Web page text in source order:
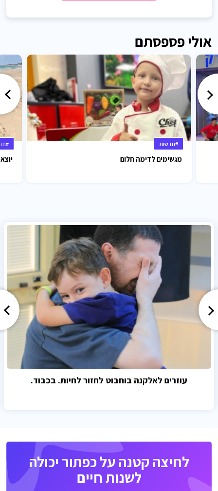
אולי פספסתם
#חדשות
מגשימים לדימה חלום
עוזרים לאלקנה בוחבוט לחזור לחיות. בכבוד.
לחיצה קטנה על כפתור יכולה
לשנות חיים